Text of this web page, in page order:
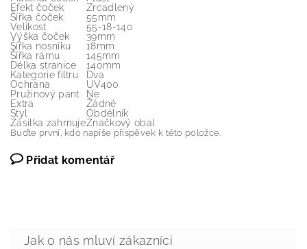
Efekt čoček
Zrcadlený
Šířka čoček
55mm
Velikost
55-18-140
Výška čoček
39mm
Šířka nosníku
18mm
Šířka rámu
145mm
Délka stranice
140mm
Kategorie filtru
Dva
Ochrana
UV400
Pružinový pant
Ne
Extra
Žádné
Styl
Obdélník
Zásilka zahrnujeZnačkový obal
Buďte první, kdo napíše příspěvek k této položce.
Přidat komentář